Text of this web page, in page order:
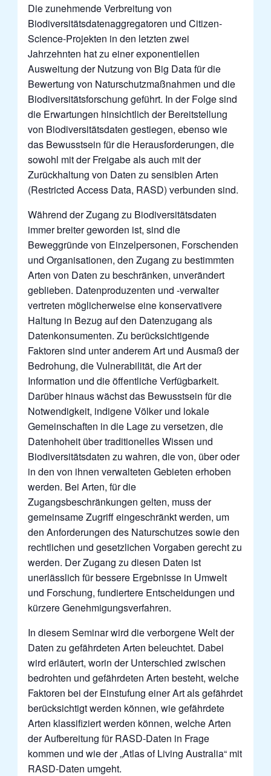
Die zunehmende Verbreitung von
Biodiversitätsdatenaggregatoren und Citizen-
Science-Projekten in den letzten zwei
Jahrzehnten hat zu einer exponentiellen
Ausweitung der Nutzung von Big Data für die
Bewertung von Naturschutzmaßnahmen und die
Biodiversitätsforschung geführt. In der Folge sind
die Erwartungen hinsichtlich der Bereitstellung
von Biodiversitätsdaten gestiegen, ebenso wie
das Bewusstsein für die Herausforderungen, die
sowohl mit der Freigabe als auch mit der
Zurückhaltung von Daten zu sensiblen Arten
(Restricted Access Data, RASD) verbunden sind.
Während der Zugang zu Biodiversitätsdaten
immer breiter geworden ist, sind die
Beweggründe von Einzelpersonen, Forschenden
und Organisationen, den Zugang zu bestimmten
Arten von Daten zu beschränken, unverändert
geblieben. Datenproduzenten und -verwalter
vertreten möglicherweise eine konservativere
Haltung in Bezug auf den Datenzugang als
Datenkonsumenten. Zu berücksichtigende
Faktoren sind unter anderem Art und Ausmaß der
Bedrohung, die Vulnerabilität, die Art der
Information und die öffentliche Verfügbarkeit.
Darüber hinaus wächst das Bewusstsein für die
Notwendigkeit, indigene Völker und lokale
Gemeinschaften in die Lage zu versetzen, die
Datenhoheit über traditionelles Wissen und
Biodiversitätsdaten zu wahren, die von, über oder
in den von ihnen verwalteten Gebieten erhoben
werden. Bei Arten, für die
Zugangsbeschränkungen gelten, muss der
gemeinsame Zugriff eingeschränkt werden, um
den Anforderungen des Naturschutzes sowie den
rechtlichen und gesetzlichen Vorgaben gerecht zu
werden. Der Zugang zu diesen Daten ist
unerlässlich für bessere Ergebnisse in Umwelt
und Forschung, fundiertere Entscheidungen und
kürzere Genehmigungsverfahren.
In diesem Seminar wird die verborgene Welt der
Daten zu gefährdeten Arten beleuchtet. Dabei
wird erläutert, worin der Unterschied zwischen
bedrohten und gefährdeten Arten besteht, welche
Faktoren bei der Einstufung einer Art als gefährdet
berücksichtigt werden können, wie gefährdete
Arten klassifiziert werden können, welche Arten
der Aufbereitung für RASD-Daten in Frage
kommen und wie der „Atlas of Living Australia“ mit
RASD-Daten umgeht.